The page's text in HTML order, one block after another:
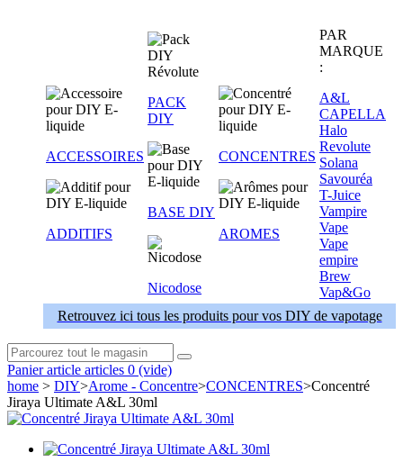
ACCESSOIRES
ADDITIFS
PACK
DIY
BASE DIY
Nicodose
CONCENTRES
AROMES
PAR
MARQUE
:
A&L
CAPELLA
Halo
Revolute
Solana
Savouréa
T-Juice
Vampire
Vape
Vape
empire
Brew
Vap&Go
Retrouvez ici tous les produits pour vos DIY de vapotage
Panier article articles 0 (vide)
home > DIY>Arome - Concentre>CONCENTRES>Concentré
Jiraya Ultimate A&L 30ml